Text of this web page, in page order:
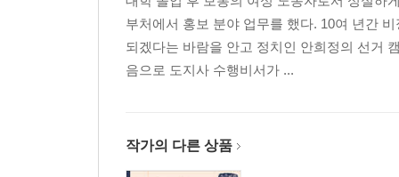
부처에서 홍보 분야 업무를 했다. 10여 년간
되겠다는 바람을 안고 정치인 안희정의 선거
음으로 도지사 수행비서가 ...
작가의 다른 상품